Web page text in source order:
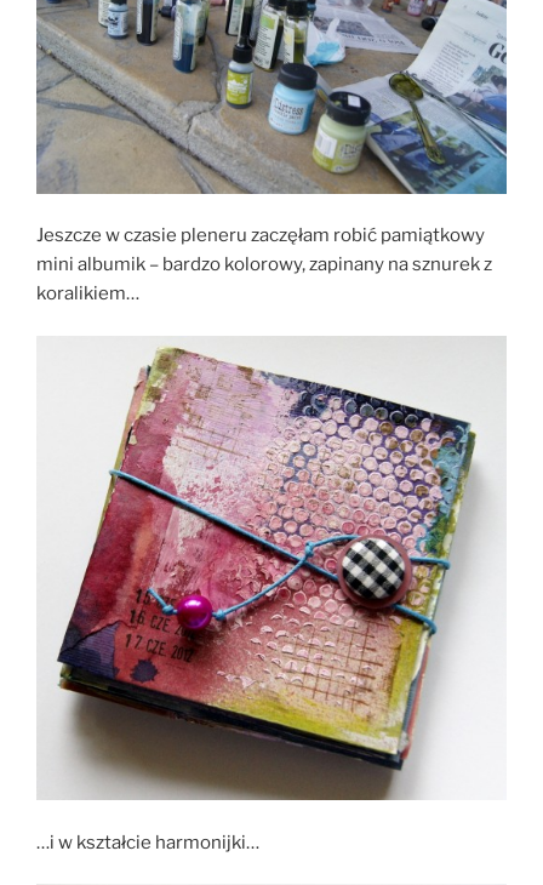
Jeszcze w czasie pleneru zaczęłam robić pamiątkowy
mini albumik – bardzo kolorowy, zapinany na sznurek z
koralikiem…
…i w kształcie harmonijki…